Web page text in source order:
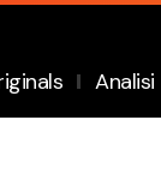
Analisi